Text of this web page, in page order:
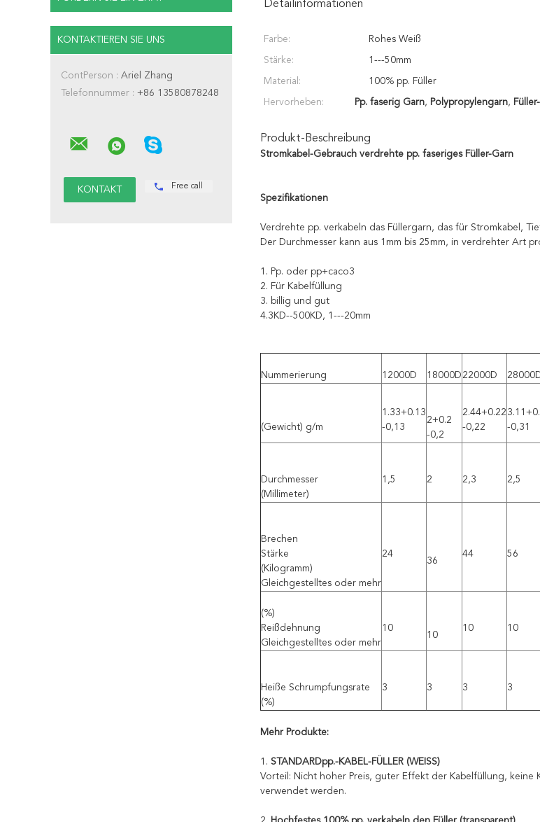
KONTAKTIEREN SIE UNS
ContPerson : Ariel Zhang
Telefonnummer : +86 13580878248
Free call
Detailinformationen
Farbe: Rohes Weiß
Stärke: 1---50mm
Material: 100% pp. Füller
Hervorheben: Pp. faserig Garn, Polypropylengarn,
Produkt-Beschreibung
Stromkabel-Gebrauch verdrehte pp. faseriges Füller-Garn
Spezifikationen
Verdrehte pp. verkabeln das Füllergarn, das für Stromkabel,
Der Durchmesser kann aus 1mm bis 25mm, in verdrehter Art
1. Pp. oder pp+caco3
2. Für Kabelfüllung
3. billig und gut
4.3KD--500KD, 1---20mm
Nummerierung 12000D 18000D 22000D
(Gewicht) g/m
1.33+0.13
-0,13
2+0.2
-0,2
2.44+0.22
-0,22
-0,31
Durchmesser
(Millimeter)
1,5 2 2,3 2,5
Brechen
Stärke
(Kilogramm)
Gleichgestelltes oder mehr
24
36
44 56
(%)
Reißdehnung
Gleichgestelltes oder mehr
10
10
10 10
Heiße Schrumpfungsrate
(%)
3 3 3 3
Mehr Produkte:
1. STANDARDpp.-KABEL-FÜLLER (WEISS)
Vorteil: Nicht hoher Preis, guter Effekt der Kabelfüllung,
verwendet werden.